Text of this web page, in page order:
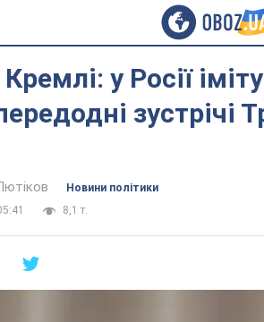
у Росії
зустрічі
Новини політики
8,1 т.